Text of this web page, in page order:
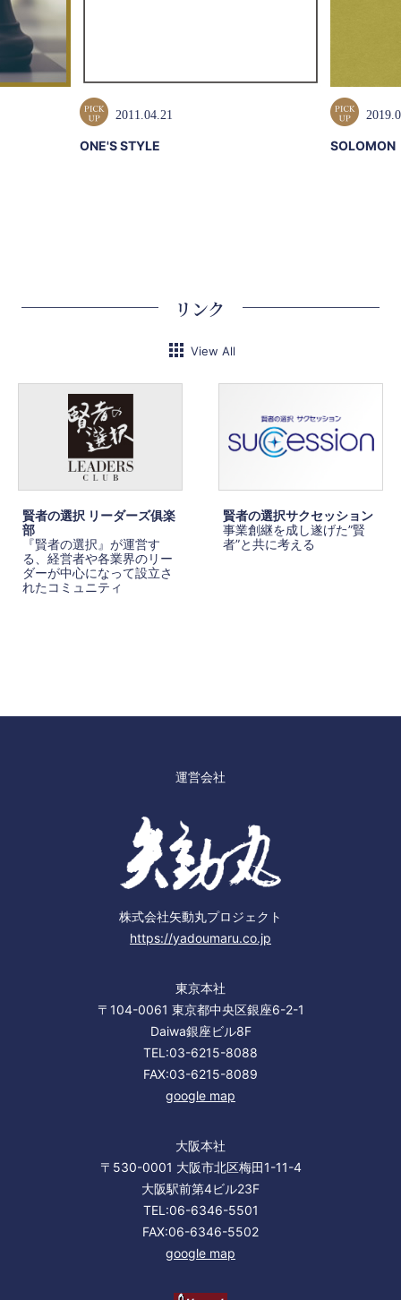
2011.04.21
ONE'S STYLE SOLOMON
リンク
View All
賢者の選択 リーダーズ俱楽
部
『賢者の選択』が運営す
る、経営者や各業界のリー
ダーが中心になって設立さ
れたコミュニティ
賢者の選択サクセッション
事業創継を成し遂げた”賢
者”と共に考える
運営会社
株式会社矢動丸プロジェクト
https://yadoumaru.co.jp
東京本社
〒104-0061 東京都中央区銀座6-2-1
Daiwa銀座ビル8F
TEL:03-6215-8088
FAX:03-6215-8089
google map
大阪本社
〒530-0001 大阪市北区梅田1-11-4
大阪駅前第4ビル23F
TEL:06-6346-5501
FAX:06-6346-5502
google map